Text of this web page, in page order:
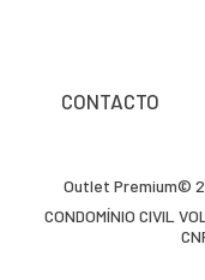
CONTACTO
Outlet Premium©
CONDOMÍNIO CIVIL